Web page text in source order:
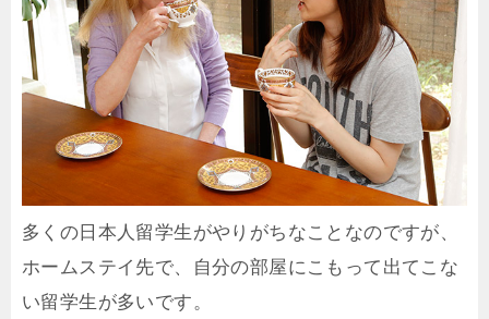
多くの日本人留学生がやりがちなことなのですが、
ホームステイ先で、自分の部屋にこもって出てこな
い留学生が多いです。